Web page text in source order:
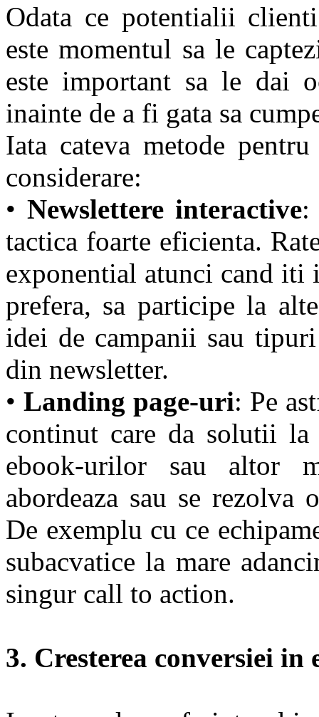
Odata ce potentialii
este momentul sa le
este important sa le dai
inainte de a fi gata sa
Iata cateva metode
considerare:
•Newslettere interactive:
tactica foarte eficienta.
exponential atunci cand iti
prefera, sa participe la
idei de campanii sau
din newsletter.
• Landing page-uri: Pe
continut care da solutii la
ebook-urilor sau altor
abordeaza sau se
De exemplu cu ce
subacvatice la mare
singur call to action.
3. Cresterea conversiei in